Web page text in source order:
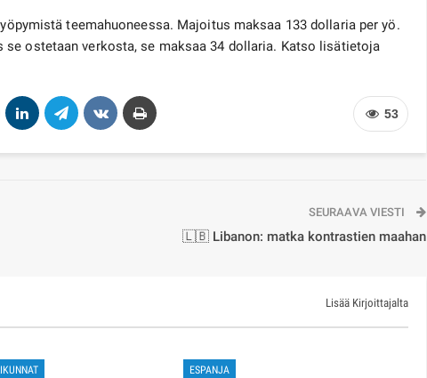
teemahuoneessa. Majoitus maksaa 133 dollaria per yö.
ostetaan verkosta, se maksaa 34 dollaria. Katso lisätietoja
53
SEURAAVA VIESTI
🇱🇧 Libanon: matka kontrastien maahan
Lisää Kirjoittajalta
ESPANJA